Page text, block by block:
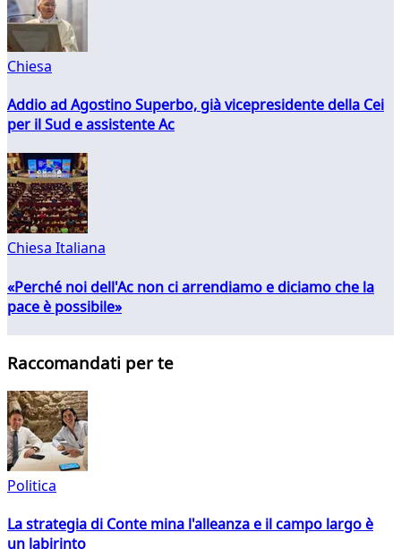
Chiesa
Addio ad Agostino Superbo, già vicepresidente della Cei
per il Sud e assistente Ac
Chiesa Italiana
«Perché noi dell'Ac non ci arrendiamo e diciamo che la
pace è possibile»
Raccomandati per te
Politica
La strategia di Conte mina l'alleanza e il campo largo è
un labirinto